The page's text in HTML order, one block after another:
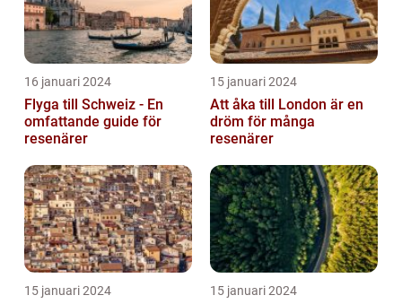
16 januari 2024
Flyga till Schweiz - En
omfattande guide för
resenärer
15 januari 2024
Att åka till London är en
dröm för många
resenärer
15 januari 2024 15 januari 2024